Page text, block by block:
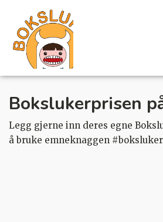
Bokslukerprisen
Legg gjerne inn deres egne
å bruke emneknaggen